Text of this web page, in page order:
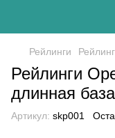
Рейлинги
Рейлинги
длинная
Артикул: skp001